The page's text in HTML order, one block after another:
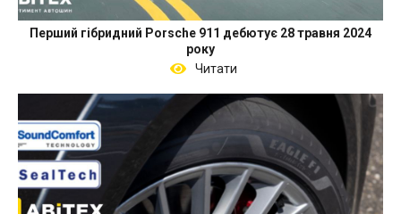
Перший гібридний Porsche 911 дебютує 28 травня 2024
року
Читати